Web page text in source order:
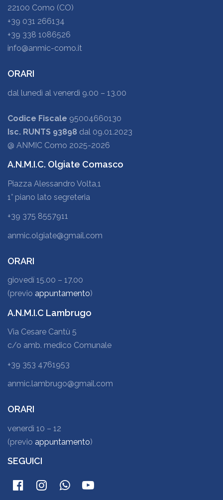
22100 Como (CO)
+39 031 266134
+39 338 1086526
info@anmic-como.it
ORARI
dal lunedì al venerdì 9.00 – 13.00
Codice Fiscale 95004660130
Isc. RUNTS 93898 dal 09.01.2023
@ ANMIC Como 2025-2026
A.N.M.I.C. Olgiate Comasco
Piazza Alessandro Volta,1
1° piano lato segreteria
+39 375 8557911
anmic.olgiate@gmail.com
ORARI
giovedí 15.00 – 17.00
(previo appuntamento)
A.N.M.I.C Lambrugo
Via Cesare Cantù 5
c/o amb. medico Comunale
+39 353 4761953
anmic.lambrugo@gmail.com
ORARI
venerdì 10 – 12
(previo appuntamento)
SEGUICI